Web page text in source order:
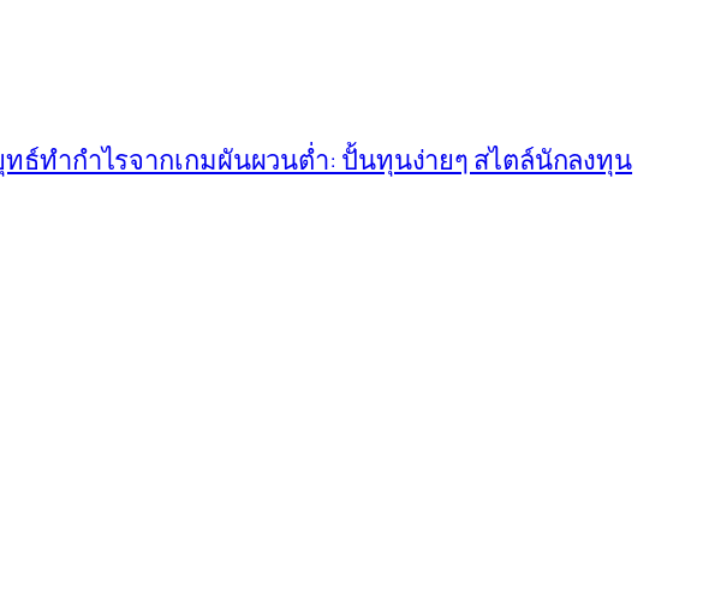
ธ์ทำกำไรจากเกมผันผวนต่ำ: ปั้นทุนง่ายๆ สไตล์นักลงทุน